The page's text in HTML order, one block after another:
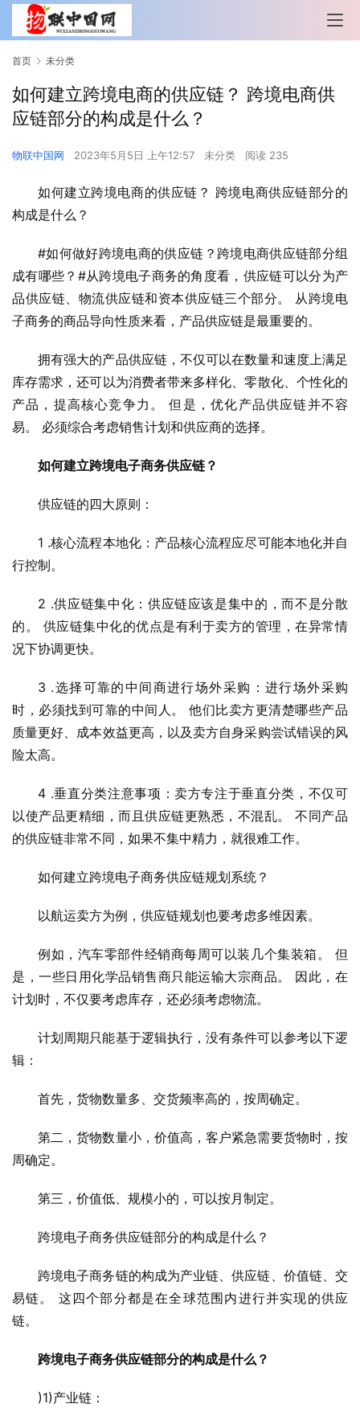
首页 未分类
如何建立跨境电商的供应链？ 跨境电商供
应链部分的构成是什么？
物联中国网 2023年5月5日 上午12:57 未分类 阅读 235
如何建立跨境电商的供应链？ 跨境电商供应链部分的
构成是什么？
#如何做好跨境电商的供应链？跨境电商供应链部分组
成有哪些？#从跨境电子商务的角度看，供应链可以分为产
品供应链、物流供应链和资本供应链三个部分。 从跨境电
子商务的商品导向性质来看，产品供应链是最重要的。
拥有强大的产品供应链，不仅可以在数量和速度上满足
库存需求，还可以为消费者带来多样化、零散化、个性化的
产品，提高核心竞争力。 但是，优化产品供应链并不容
易。 必须综合考虑销售计划和供应商的选择。
如何建立跨境电子商务供应链？
供应链的四大原则：
1 .核心流程本地化：产品核心流程应尽可能本地化并自
行控制。
2 .供应链集中化：供应链应该是集中的，而不是分散
的。 供应链集中化的优点是有利于卖方的管理，在异常情
况下协调更快。
3 .选择可靠的中间商进行场外采购：进行场外采购
时，必须找到可靠的中间人。 他们比卖方更清楚哪些产品
质量更好、成本效益更高，以及卖方自身采购尝试错误的风
险太高。
4 .垂直分类注意事项：卖方专注于垂直分类，不仅可
以使产品更精细，而且供应链更熟悉，不混乱。 不同产品
的供应链非常不同，如果不集中精力，就很难工作。
如何建立跨境电子商务供应链规划系统？
以航运卖方为例，供应链规划也要考虑多维因素。
例如，汽车零部件经销商每周可以装几个集装箱。 但
是，一些日用化学品销售商只能运输大宗商品。 因此，在
计划时，不仅要考虑库存，还必须考虑物流。
计划周期只能基于逻辑执行，没有条件可以参考以下逻
辑：
首先，货物数量多、交货频率高的，按周确定。
第二，货物数量小，价值高，客户紧急需要货物时，按
周确定。
第三，价值低、规模小的，可以按月制定。
跨境电子商务供应链部分的构成是什么？
跨境电子商务链的构成为产业链、供应链、价值链、交
易链。 这四个部分都是在全球范围内进行并实现的供应
链。
跨境电子商务供应链部分的构成是什么？
)1)产业链：